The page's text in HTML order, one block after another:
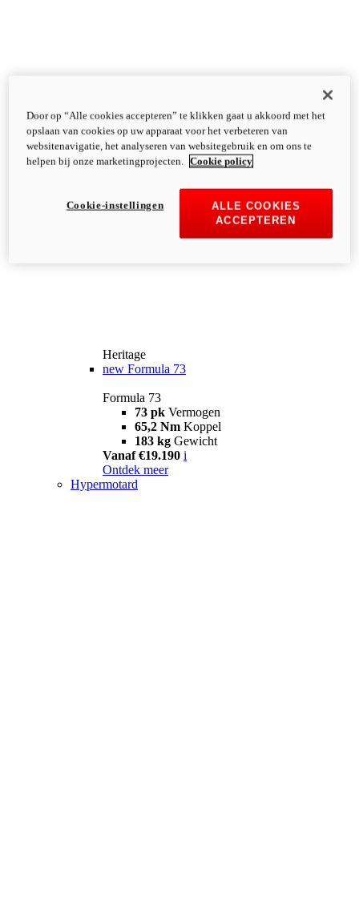
Heritage
new Formula 73
Formula 73
73 pk Vermogen
65,2 Nm Koppel
183 kg Gewicht
Vanaf €19.190 i
Ontdek meer
Hypermotard
Door op “Alle cookies accepteren” te klikken gaat u akkoord met het
opslaan van cookies op uw apparaat voor het verbeteren van
websitenavigatie, het analyseren van websitegebruik en om ons te
helpen bij onze marketingprojecten.
Cookie policy
ALLE COOKIES
ACCEPTEREN
Cookie-instellingen